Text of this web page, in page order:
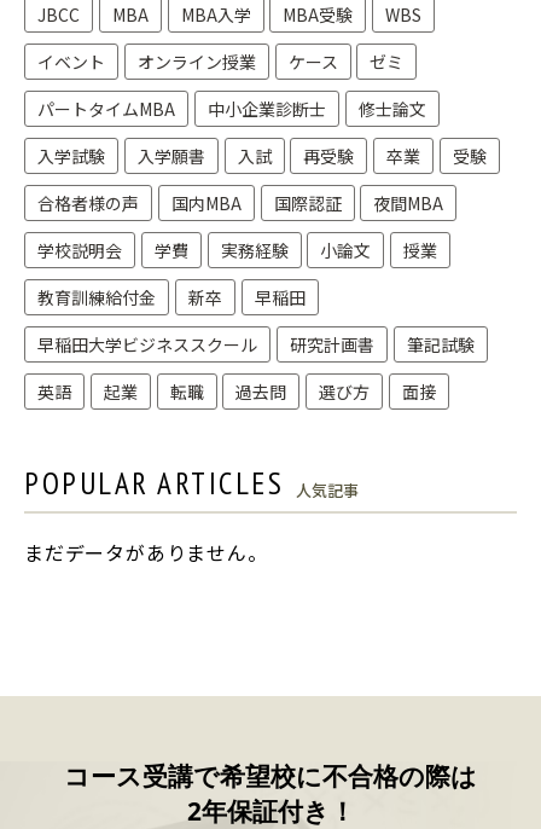
JBCC MBA MBA入学 MBA受験
WBS
イベント
オンライン授業 ケース
ゼミ
パートタイムMBA
中小企業診断士
修士論文
入学試験
入学願書 入試 再受験 卒業
受験
合格者様の声
国内MBA 国際認証
夜間MBA
学校説明会
学費 実務経験 小論文
授業
教育訓練給付金
新卒
早稲田
早稲田大学ビジネススクール
研究計画書
筆記試験
英語
起業 転職 過去問 選び方 面接
POPULAR ARTICLES 人気記事
まだデータがありません。
コース受講で希望校に不合格の際は
2年保証付き！